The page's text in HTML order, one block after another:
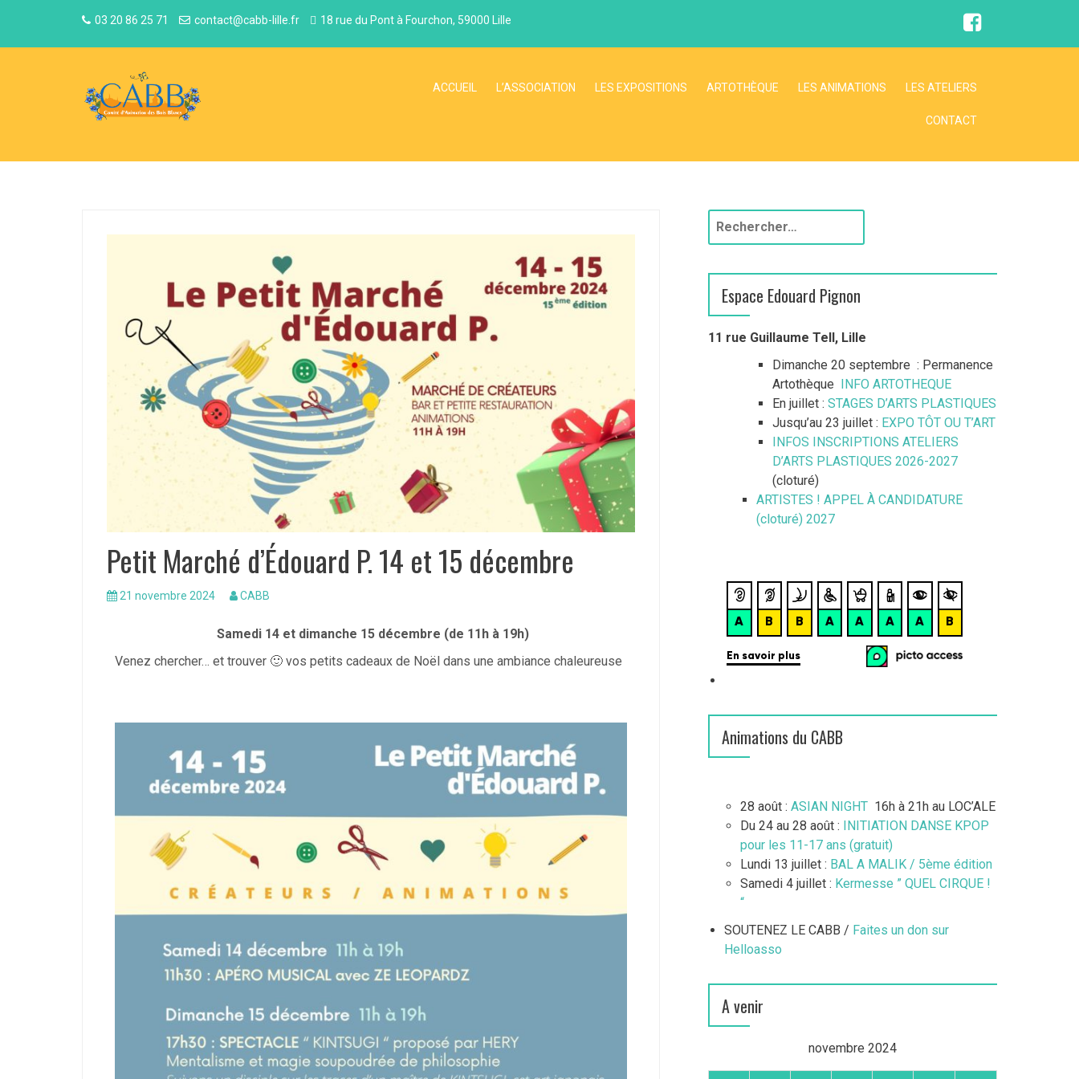
03 20 86 25 71 contact@cabb-lille.fr 18 rue du Pont à Fourchon, 59000 Lille
ACCUEIL L’ASSOCIATION LES EXPOSITIONS ARTOTHÈQUE LES ANIMATIONS LES ATELIERS
CONTACT
Petit Marché d’Édouard P. 14 et 15 décembre
21 novembre 2024 CABB
Samedi 14 et dimanche 15 décembre (de 11h à 19h)
Venez chercher… et trouver 🙂 vos petits cadeaux de Noël dans une ambiance chaleureuse
Espace Edouard Pignon
11 rue Guillaume Tell, Lille
Dimanche 20 septembre : Permanence
Artothèque INFO ARTOTHEQUE
En juillet : STAGES D’ARTS PLASTIQUES
Jusqu’au 23 juillet : EXPO TÔT OU T’ART
INFOS INSCRIPTIONS ATELIERS
D’ARTS PLASTIQUES 2026-2027
(cloturé)
ARTISTES ! APPEL À CANDIDATURE
(cloturé) 2027
Animations du CABB
28 août : ASIAN NIGHT 16h à 21h au LOC’ALE
Du 24 au 28 août : INITIATION DANSE KPOP
pour les 11-17 ans (gratuit)
Lundi 13 juillet : BAL A MALIK / 5ème édition
Samedi 4 juillet : Kermesse ” QUEL CIRQUE !
“
SOUTENEZ LE CABB / Faites un don sur
Helloasso
A venir
novembre 2024